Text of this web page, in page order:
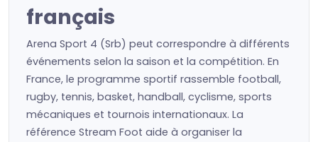
français
Arena Sport 4 (Srb) peut correspondre à différents
événements selon la saison et la compétition. En
France, le programme sportif rassemble football,
rugby, tennis, basket, handball, cyclisme, sports
mécaniques et tournois internationaux. La
référence Stream Foot aide à organiser la